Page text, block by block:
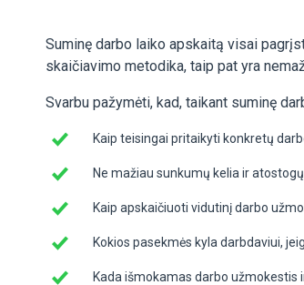
Suminę darbo laiko apskaitą visai
skaičiavimo metodika, taip pat yra
Svarbu pažymėti, kad, taikant suminę
Kaip teisingai pritaikyti konkretų
Ne mažiau sunkumų kelia ir
Kaip apskaičiuoti vidutinį darbo
Kokios pasekmės kyla darbdaviui,
Kada išmokamas darbo užmokestis